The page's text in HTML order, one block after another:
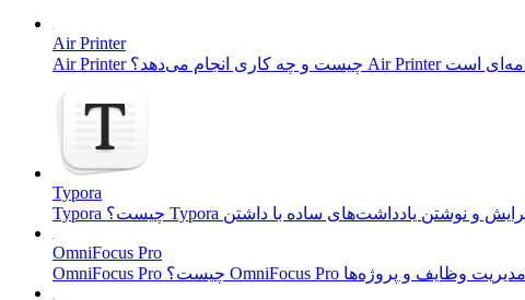
Air Printer
Typora
OmniFocus Pro